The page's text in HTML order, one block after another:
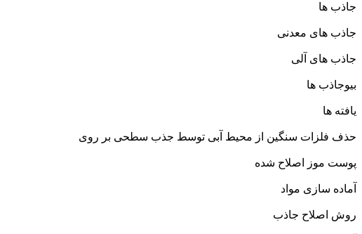
جاذب ها
جاذب های معدنی
جاذب های آلی
بیوجاذب ها
یافته ها
حذف فلزات سنگین از محیط آبی توسط جذب سطحی بر روی
پوست موز اصلاح شده
آماده سازی مواد
روش اصلاح جاذب